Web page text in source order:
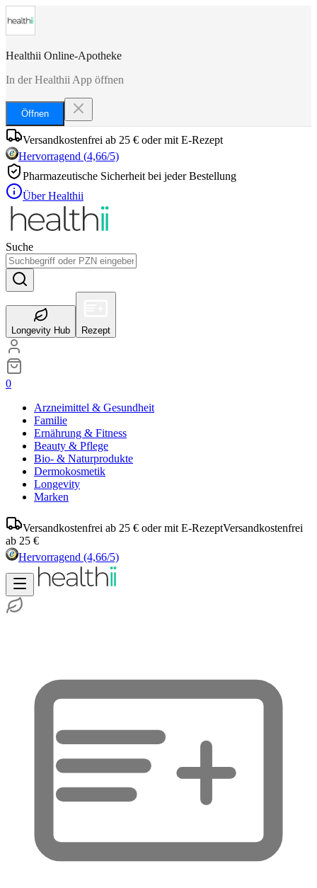
Healthii Online-Apotheke
In der Healthii App öffnen
Öffnen
Versandkostenfrei ab 25 € oder mit E-Rezept
Hervorragend (4,66/5)
Pharmazeutische Sicherheit bei jeder Bestellung
Über Healthii
Suche
Longevity Hub Rezept
0
Arzneimittel & Gesundheit
Familie
Ernährung & Fitness
Beauty & Pflege
Bio- & Naturprodukte
Dermokosmetik
Longevity
Marken
Versandkostenfrei ab 25 € oder mit E-RezeptVersandkostenfrei
ab 25 €
Hervorragend (4,66/5)